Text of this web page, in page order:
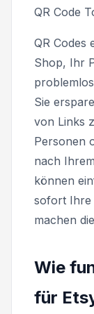
QR Code
QR Codes
Shop, Ihr
Sie
von Links
Personen
nach
können
sofort Ihre
machen
Wie
für